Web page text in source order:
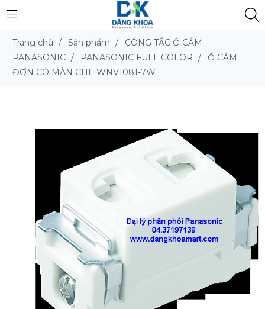
Trang chủ / Sản phẩm /
CÔNG TẮC Ổ CẮM
PANASONIC / PANASONIC FULL COLOR /
Ổ CẮM
ĐƠN CÓ MÀN CHE WNV1081-7W